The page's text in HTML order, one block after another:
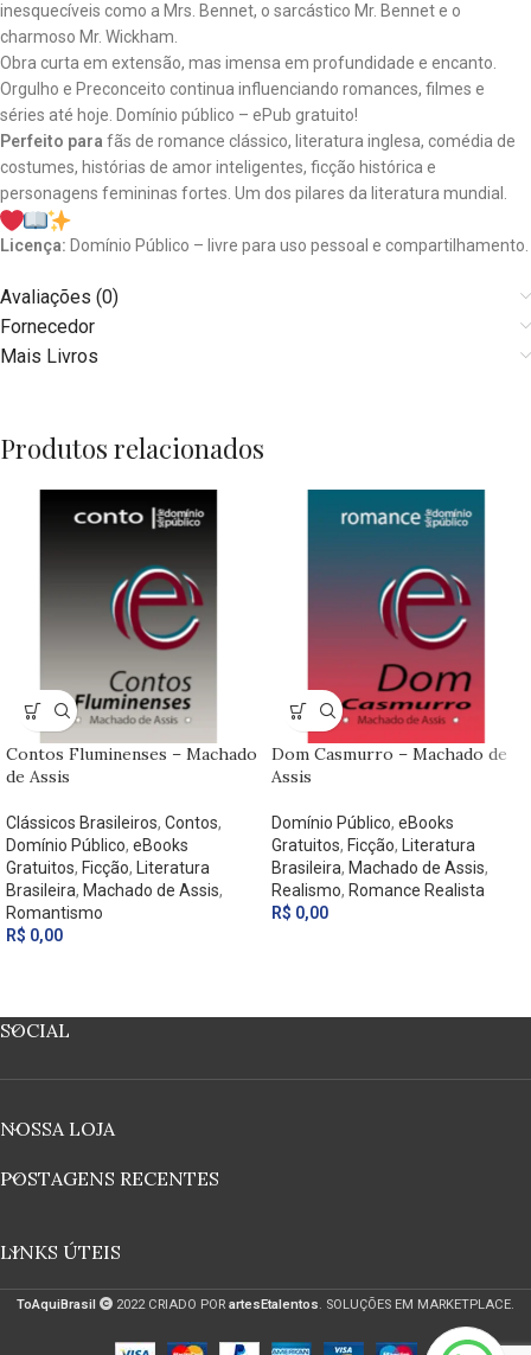
inesquecíveis como a Mrs. Bennet, o sarcástico Mr. Bennet e o
charmoso Mr. Wickham.
Obra curta em extensão, mas imensa em profundidade e encanto.
Orgulho e Preconceito continua influenciando romances, filmes e
séries até hoje. Domínio público – ePub gratuito!
Perfeito para fãs de romance clássico, literatura inglesa, comédia de
costumes, histórias de amor inteligentes, ficção histórica e
personagens femininas fortes. Um dos pilares da literatura mundial.
Licença: Domínio Público – livre para uso pessoal e compartilhamento.
Avaliações (0)
Fornecedor
Mais Livros
Produtos relacionados
Contos Fluminenses – Machado
de Assis
Clássicos Brasileiros, Contos,
Domínio Público, eBooks
Gratuitos, Ficção, Literatura
Brasileira, Machado de Assis,
Romantismo
R$ 0,00
Dom Casmurro – Machado de
Assis
Domínio Público, eBooks
Gratuitos, Ficção, Literatura
Brasileira, Machado de Assis,
Realismo, Romance Realista
R$ 0,00
SOCIAL
NOSSA LOJA
POSTAGENS RECENTES
LINKS ÚTEIS
ToAquiBrasil 2022 CRIADO POR artesEtalentos. SOLUÇÕES EM MARKETPLACE.